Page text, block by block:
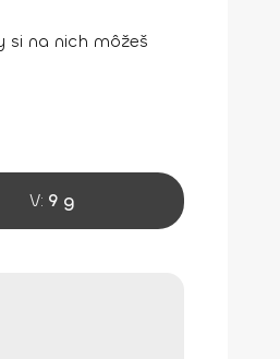
na nich môžeš
V: 9 g